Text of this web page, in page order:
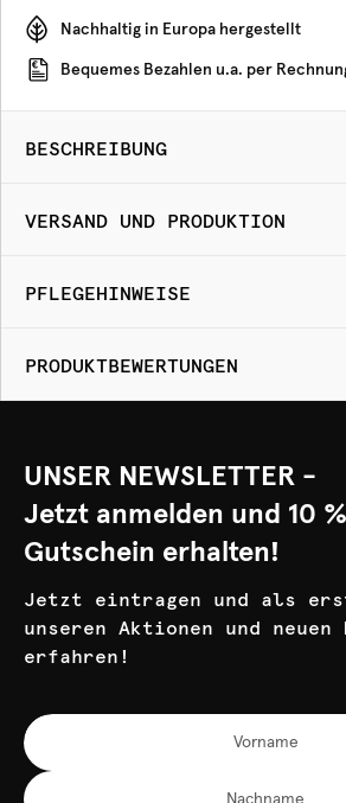
Nachhaltig in Europa hergestellt
Bequemes Bezahlen u.a. per
BESCHREIBUNG
VERSAND UND PRODUKTION
PFLEGEHINWEISE
PRODUKTBEWERTUNGEN
UNSER NEWSLETTER -
Jetzt anmelden und 10
Gutschein erhalten!
Jetzt eintragen und als
unseren Aktionen und
erfahren!